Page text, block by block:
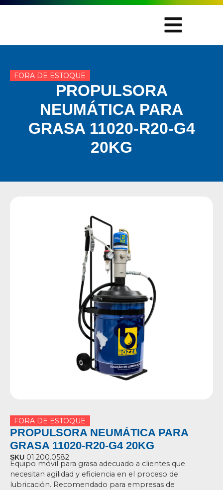
FORA DE ESTOQUE
PROPULSORA
NEUMÁTICA PARA
GRASA 11020-R20-G4
20KG
FORA DE ESTOQUE
PROPULSORA NEUMÁTICA PARA
GRASA 11020-R20-G4 20KG
SKU 01.200.0582
Equipo móvil para grasa adecuado a clientes que
necesitan agilidad y eficiencia en el proceso de
lubricación. Recomendado para empresas de